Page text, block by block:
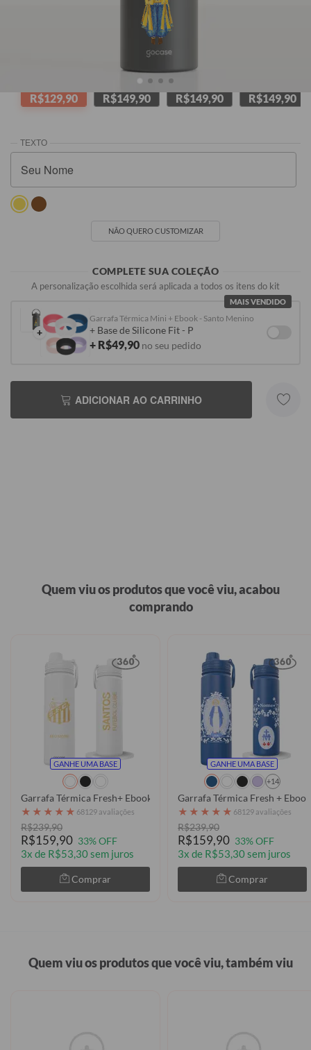
R$129,90
Branca
R$149,90
Melancia
R$149,90 R$149,90
NÃO QUERO CUSTOMIZAR
COMPLETE SUA COLEÇÃO
A personalização escolhida será aplicada a todos os itens do kit
MAIS VENDIDO
+
Garrafa Térmica Mini + Ebook - Santo Menino
+ Base de Silicone Fit - P
+ R$49,90 no seu pedido
ADICIONAR AO CARRINHO
Quem viu os produtos que você viu, acabou
comprando
GANHE UMA BASE
Garrafa Térmica Fresh+ Ebook - Santos - Escudo Dourado
★ ★ ★ ★ ★ 68129 avaliações
R$239,90
R$159,90 33% OFF
3x de R$53,30 sem juros
Comprar
GANHE UMA BASE
+14
Garrafa Térmica Fresh +
★ ★ ★ ★ ★ 68129 avaliações
R$239,90
R$159,90 33% OFF
3x de R$53,30 sem juros
Comprar
Quem viu os produtos que você viu, também viu